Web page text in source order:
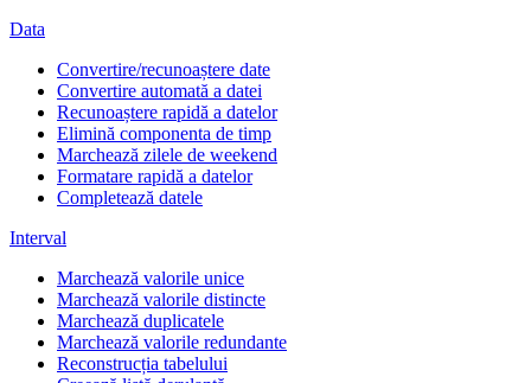
Data
Convertire/recunoaștere date
Convertire automată a datei
Recunoaștere rapidă a datelor
Elimină componenta de timp
Marchează zilele de weekend
Formatare rapidă a datelor
Completează datele
Interval
Marchează valorile unice
Marchează valorile distincte
Marchează duplicatele
Marchează valorile redundante
Reconstrucția tabelului